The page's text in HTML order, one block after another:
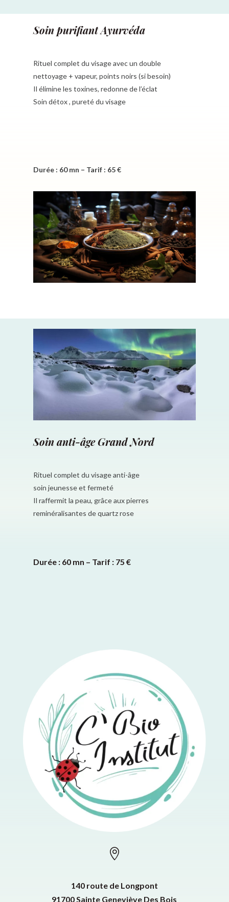
Soin purifiant Ayurvéda
Rituel complet du visage avec un double
nettoyage + vapeur, points noirs (si besoin)
Il élimine les toxines, redonne de l’éclat
Soin détox , pureté du visage
Durée : 60 mn – Tarif : 65 €
Soin anti-âge Grand Nord
Rituel complet du visage anti-âge
soin jeunesse et fermeté
Il raffermit la peau, grâce aux pierres
reminéralisantes de quartz rose
Durée : 60 mn – Tarif : 75 €

140 route de Longpont
91700 Sainte Geneviève Des Bois